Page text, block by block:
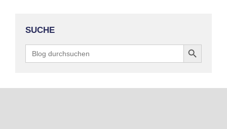
SUCHE
for:
Search Button